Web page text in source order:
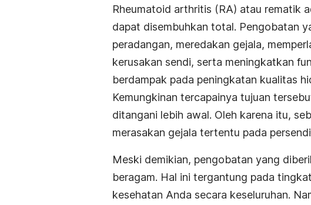
Rheumatoid arthritis (RA) atau rematik
dapat disembuhkan total. Pengobatan
peradangan, meredakan gejala,
kerusakan sendi, serta meningkatkan
berdampak pada peningkatan kualitas
Kemungkinan tercapainya tujuan
ditangani lebih awal. Oleh karena itu,
merasakan gejala tertentu pada
Meski demikian, pengobatan yang
beragam. Hal ini tergantung pada
kesehatan Anda secara keseluruhan.